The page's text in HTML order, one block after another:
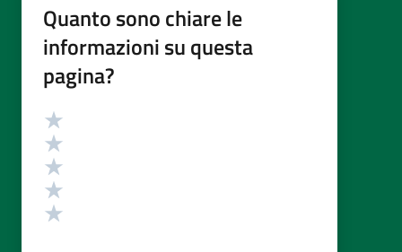
Quanto sono chiare le
informazioni su questa
pagina?
Valutazione